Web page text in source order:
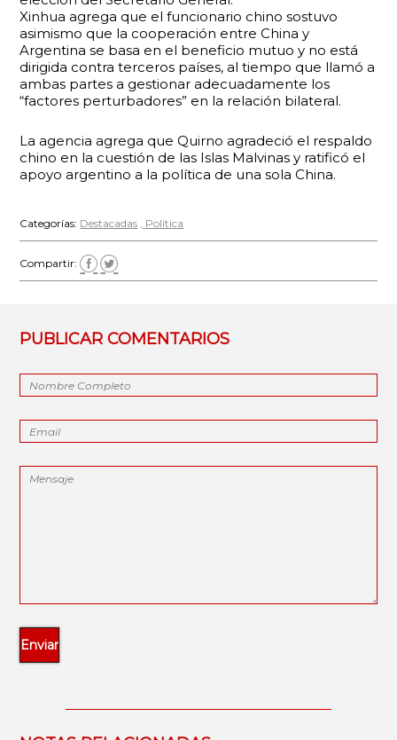
Xinhua agrega que el funcionario chino sostuvo
asimismo que la cooperación entre China y
Argentina se basa en el beneficio mutuo y no está
dirigida contra terceros países, al tiempo que llamó a
ambas partes a gestionar adecuadamente los
“factores perturbadores” en la relación bilateral.
La agencia agrega que Quirno agradeció el respaldo
chino en la cuestión de las Islas Malvinas y ratificó el
apoyo argentino a la política de una sola China.
Categorías: Destacadas Política
Compartir:
PUBLICAR COMENTARIOS